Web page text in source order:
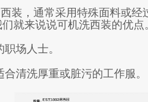
装，通常采用特殊面料或
就来说说可机洗西装的优点
场人士。
清洗厚重或脏污的工作服。